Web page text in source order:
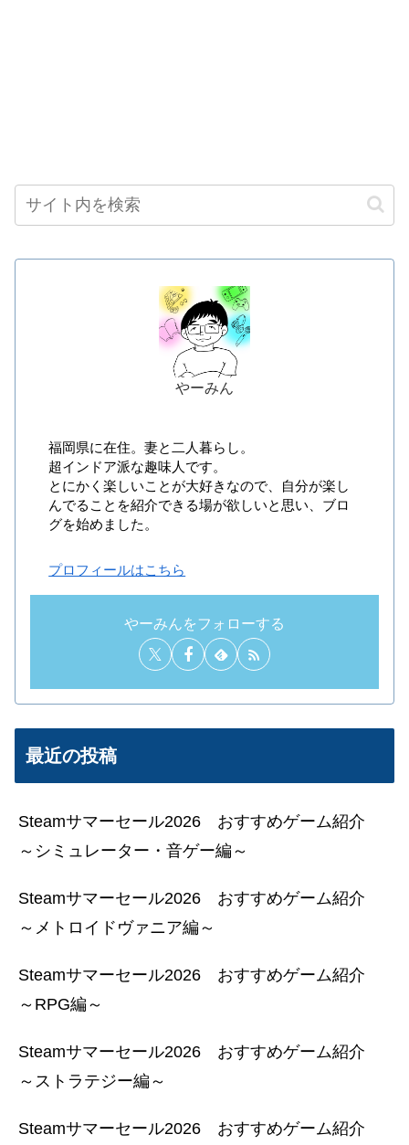
やーみん
福岡県に在住。妻と二人暮らし。
超インドア派な趣味人です。
とにかく楽しいことが大好きなので、自分が楽し
んでることを紹介できる場が欲しいと思い、ブロ
グを始めました。
プロフィールはこちら
やーみんをフォローする
最近の投稿
Steamサマーセール2026 おすすめゲーム紹介
～シミュレーター・音ゲー編～
Steamサマーセール2026 おすすめゲーム紹介
～メトロイドヴァニア編～
Steamサマーセール2026 おすすめゲーム紹介
～RPG編～
Steamサマーセール2026 おすすめゲーム紹介
～ストラテジー編～
Steamサマーセール2026 おすすめゲーム紹介